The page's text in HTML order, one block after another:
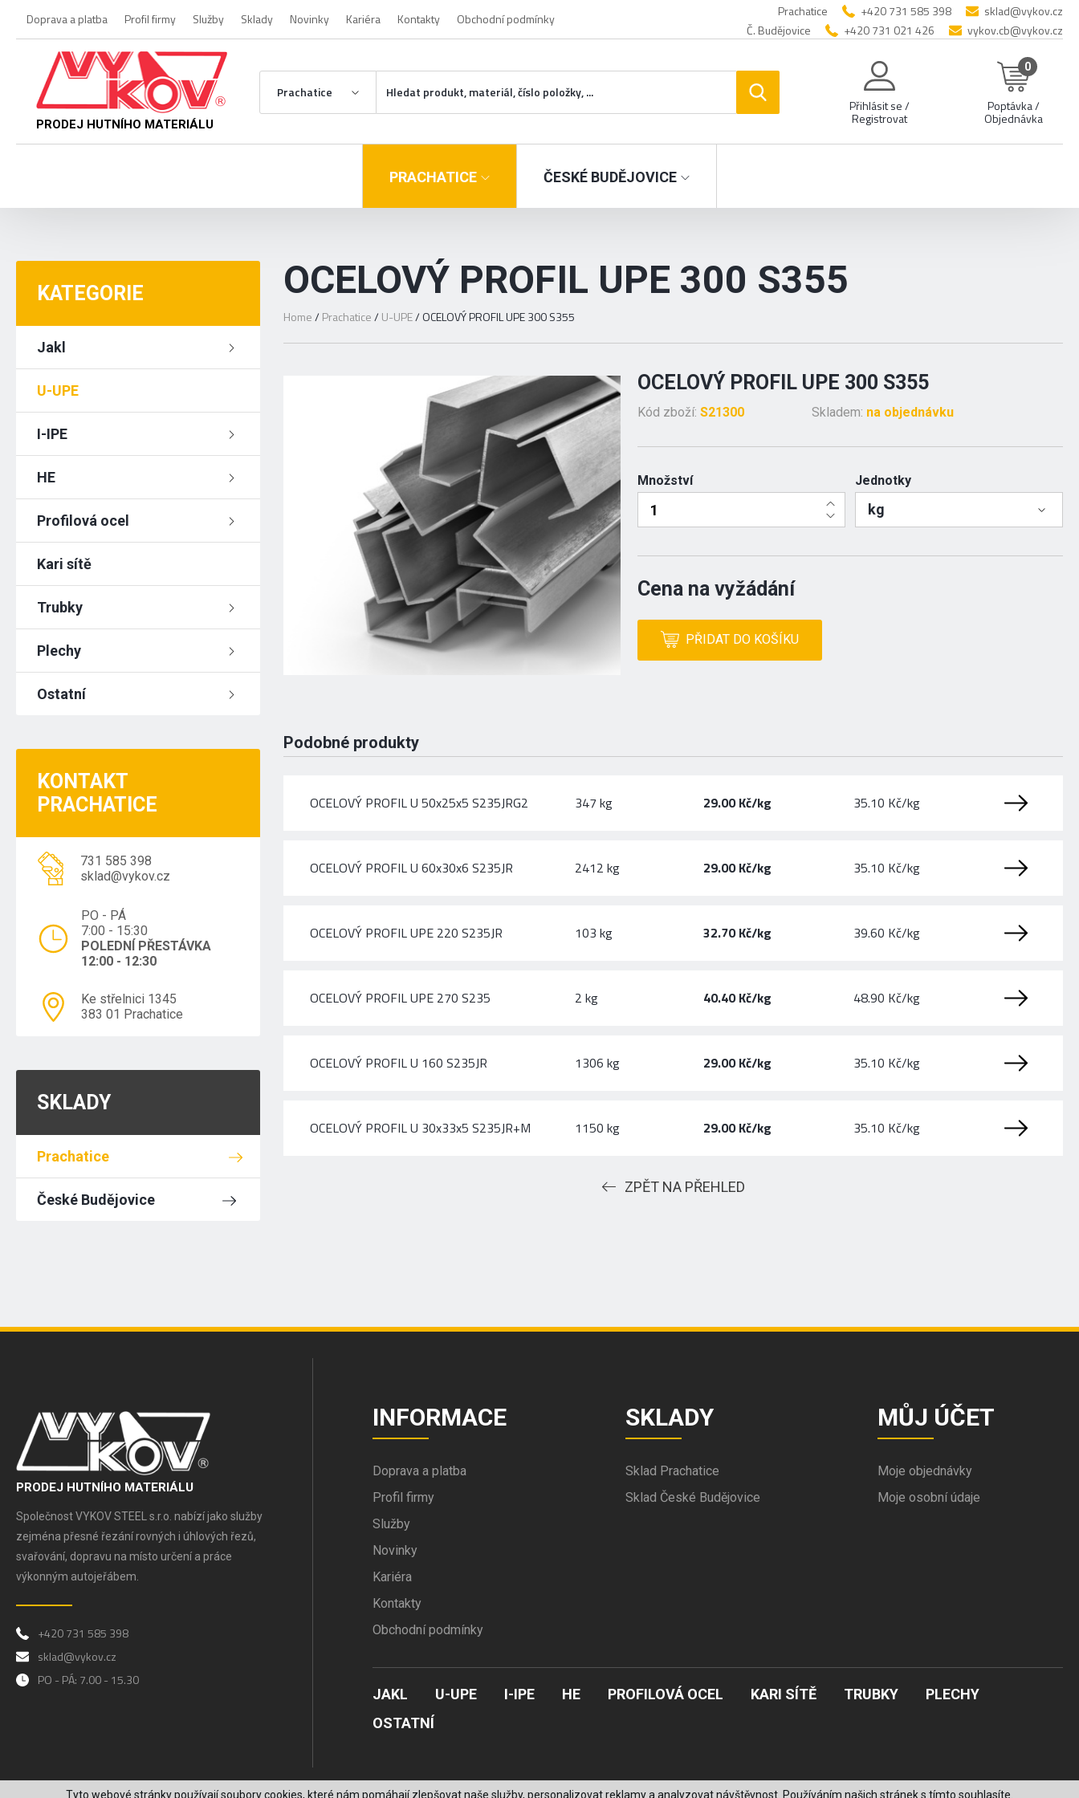
Tyto webové stránky používají soubory cookies, které nám pomáhají zlepšovat naše služby, personalizovat reklamy a analyzovat návštěvnost. Používáním našich stránek s tímto souhlasíte.
Doprava a platba Profil firmy Služby Sklady Novinky Kariéra Kontakty Obchodní podmínky Prachatice +420 731 585 398
sklad@vykov.cz
Č. Budějovice
+420 731 021 426 vykov.cb@vykov.cz
PRODEJ HUTNÍHO MATERIÁLU
Prachatice
Přihlásit se /
Registrovat
0
Poptávka /
Objednávka
PRACHATICE ČESKÉ BUDĚJOVICE
KATEGORIE
Jakl
U-UPE
I-IPE
HE
Profilová ocel
Kari sítě
Trubky
Plechy
Ostatní
KONTAKT
PRACHATICE
731 585 398
sklad@vykov.cz
PO - PÁ
7:00 - 15:30
POLEDNÍ PŘESTÁVKA
12:00 - 12:30
Ke střelnici 1345
383 01 Prachatice
SKLADY
Prachatice
České Budějovice
OCELOVÝ PROFIL UPE 300 S355
Home/ Prachatice/ U-UPE/ OCELOVÝ PROFIL UPE 300 S355
OCELOVÝ PROFIL UPE 300 S355
Kód zboží:S21300 Skladem: na objednávku
Množství Jednotky
kg
Cena na vyžádání
PŘIDAT DO KOŠÍKU
Podobné produkty
OCELOVÝ PROFIL U 50x25x5 S235JRG2 347 kg 29.00 Kč/kg 35.10 Kč/kg
OCELOVÝ PROFIL U 60x30x6 S235JR 2412 kg 29.00 Kč/kg 35.10 Kč/kg
OCELOVÝ PROFIL UPE 220 S235JR 103 kg 32.70 Kč/kg 39.60 Kč/kg
OCELOVÝ PROFIL UPE 270 S235 2 kg 40.40 Kč/kg 48.90 Kč/kg
OCELOVÝ PROFIL U 160 S235JR 1306 kg 29.00 Kč/kg 35.10 Kč/kg
OCELOVÝ PROFIL U 30x33x5 S235JR+M 1150 kg 29.00 Kč/kg 35.10 Kč/kg
ZPĚT NA PŘEHLED
PRODEJ HUTNÍHO MATERIÁLU
Společnost VYKOV STEEL s.r.o. nabízí jako služby
zejména přesné řezání rovných i úhlových řezů,
svařování, dopravu na místo určení a práce
výkonným autojeřábem.
+420 731 585 398
sklad@vykov.cz
PO - PÁ: 7.00 - 15.30
INFORMACE
Doprava a platba
Profil firmy
Služby
Novinky
Kariéra
Kontakty
Obchodní podmínky
SKLADY
Sklad Prachatice
Sklad České Budějovice
MŮJ ÚČET
Moje objednávky
Moje osobní údaje
JAKL U-UPE I-IPE HE PROFILOVÁ OCEL KARI SÍTĚ TRUBKY
PLECHY
OSTATNÍ